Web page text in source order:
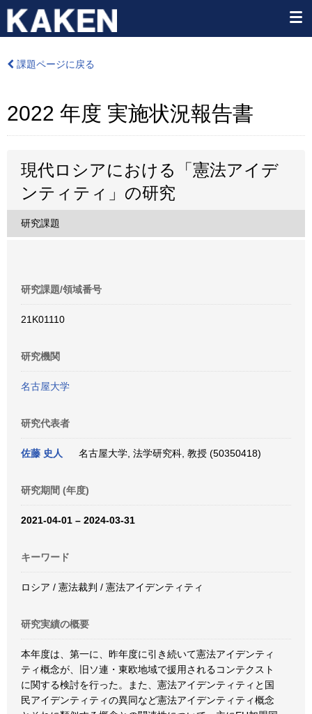
課題ページに戻る
2022 年度 実施状況報告書
現代ロシアにおける「憲法アイデ
ンティティ」の研究
研究課題
研究課題/領域番号
21K01110
研究機関
名古屋大学
研究代表者
佐藤 史人 名古屋大学, 法学研究科, 教授 (50350418)
研究期間 (年度)
2021-04-01 – 2024-03-31
キーワード
ロシア / 憲法裁判 / 憲法アイデンティティ
研究実績の概要
本年度は、第一に、昨年度に引き続いて憲法アイデンティ
ティ概念が、旧ソ連・東欧地域で援用されるコンテクスト
に関する検討を行った。また、憲法アイデンティティと国
民アイデンティティの異同など憲法アイデンティティ概念